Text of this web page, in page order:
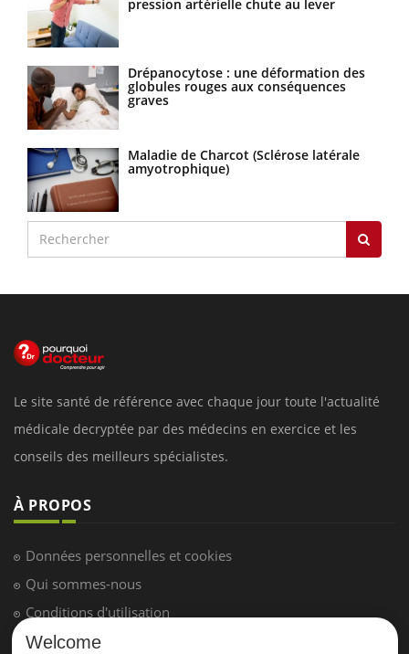
pression artérielle chute au lever
Drépanocytose : une déformation des
globules rouges aux conséquences
graves
Maladie de Charcot (Sclérose latérale
amyotrophique)
Le site santé de référence avec chaque jour toute l'actualité
médicale decryptée par des médecins en exercice et les
conseils des meilleurs spécialistes.
À PROPOS
Données personnelles et cookies
Qui sommes-nous
Conditions d'utilisation
Plan du site
Welcome